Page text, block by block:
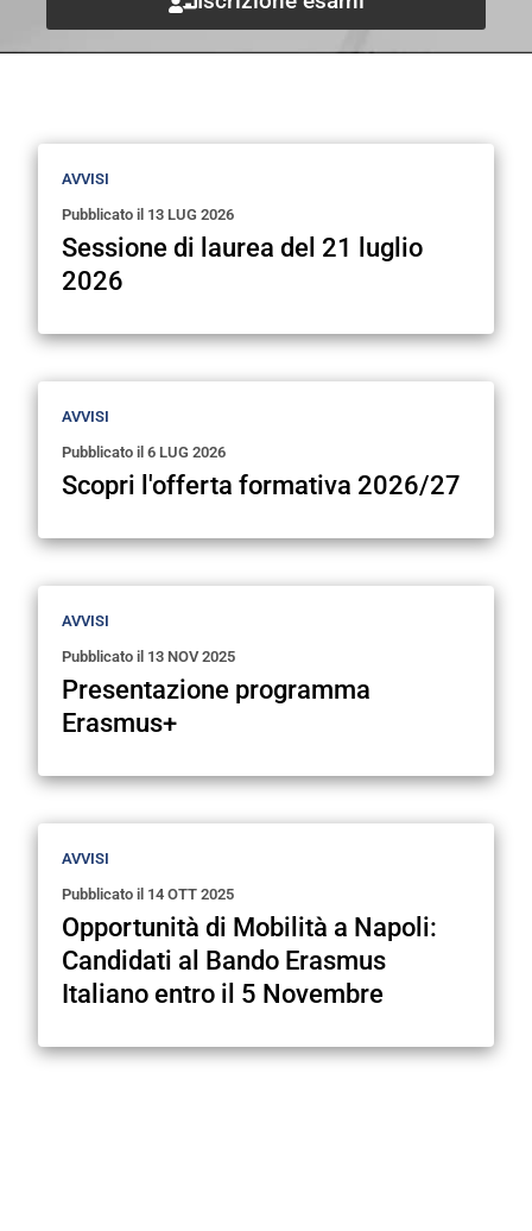
AVVISI
Pubblicato il 13 LUG 2026
Sessione di laurea del 21 luglio
2026
AVVISI
Pubblicato il 6 LUG 2026
Scopri l'offerta formativa 2026/27
AVVISI
Pubblicato il 13 NOV 2025
Presentazione programma
Erasmus+
AVVISI
Pubblicato il 14 OTT 2025
Opportunità di Mobilità a Napoli:
Candidati al Bando Erasmus
Italiano entro il 5 Novembre